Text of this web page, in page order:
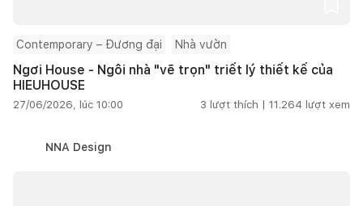
Contemporary – Đương đại Nhà vườn
Ngơi House - Ngôi nhà "vẽ trọn" triết lý thiết kế của
HIEUHOUSE
27/06/2026, lúc 10:00 3 lượt thích | 11.264 lượt xem
NNA Design